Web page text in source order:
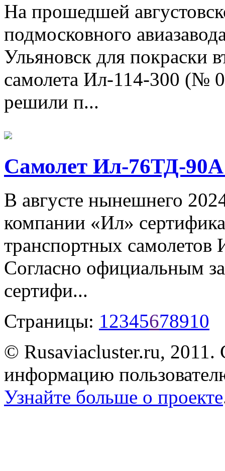
На прошедшей
подмосковного
Ульяновск для покраски
самолета Ил-114-300 (№
решили п...
Самолет Ил-76ТД-90А
В августе нынешнего
компании «Ил»
транспортных
Согласно официальным
сертифи...
Страницы: 12345678910
© Rusaviacluster.ru, 2011.
информацию
Узнайте больше о проекте